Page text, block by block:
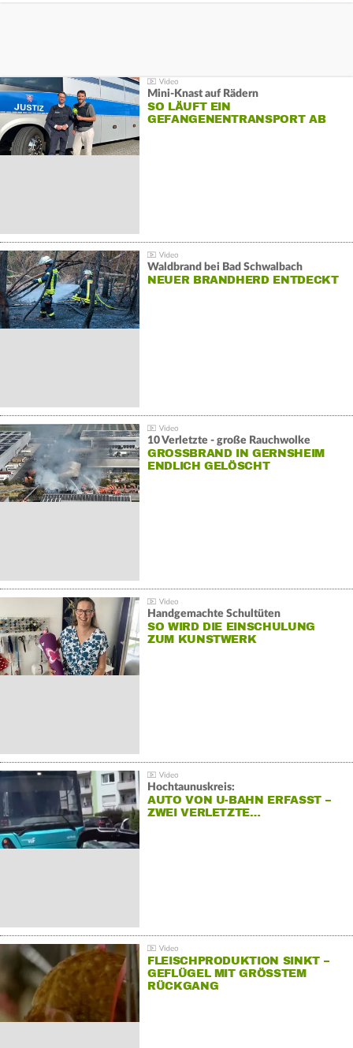
Mini-Knast auf Rädern
SO LÄUFT EIN
GEFANGENENTRANSPORT AB
Waldbrand bei Bad Schwalbach
NEUER BRANDHERD ENTDECKT
10 Verletzte - große Rauchwolke
GROSSBRAND IN GERNSHEIM E
NDLICH GELÖSCHT
Handgemachte Schultüten
SO WIRD DIE EINSCHULUNG
ZUM KUNSTWERK
Hochtaunuskreis:
AUTO VON U-BAHN ERFASST –
ZWEI VERLETZTE…
FLEISCHPRODUKTION SINKT –
GEFLÜGEL MIT GRÖSSTEM R
ÜCKGANG